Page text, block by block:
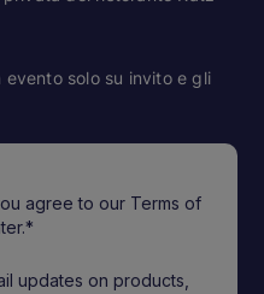
solo su invito e gli
agree to our Terms of
updates on products,